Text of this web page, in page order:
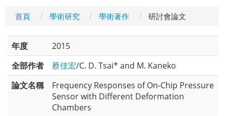
首頁 學術研究 學術著作 研討會論文
年度
2015
全部作者
蔡佳宏/C. D. Tsai* and M. Kaneko
論文名稱
Frequency Responses of On-Chip Pressure
Sensor with Different Deformation
Chambers